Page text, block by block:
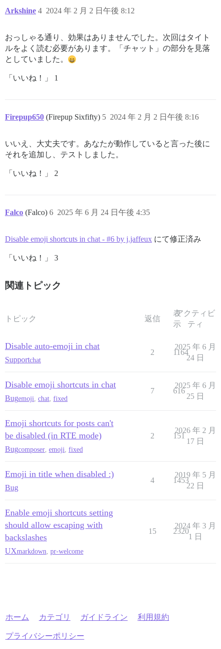
Arkshine 2024 年 2 月 2 日午後 8:12
4
おっしゃる通り、効果はありませんでした。次回はタイト
ルをよく読む必要があります。「チャット」の部分を見落
としていました。
「いいね！」 1
Firepup650 (Firepup Sixfifty) 2024 年 2 月 2 日午後 8:16
5
いいえ、大丈夫です。あなたが動作していると言った後に
それを追加し、テストしました。
「いいね！」 2
Falco (Falco) 2025 年 6 月 24 日午後 4:35
6
Disable emoji shortcuts in chat - #6 by j.jaffeux にて修正済み
「いいね！」 3
関連トピック
トピック 返信
表
示
アクティビ
ティ
Disable auto-emoji in chat
Supportchat
2 1164
2025 年 6 月
24 日
Disable emoji shortcuts in chat
Bugemoji chat fixed
7 616
2025 年 6 月
25 日
Emoji shortcuts for posts can't
be disabled (in RTE mode)
Bugcomposer emoji fixed
2 151
2026 年 2 月
17 日
Emoji in title when disabled :)
Bug
4 1453
2019 年 5 月
22 日
Enable emoji shortcuts setting
should allow escaping with
backslashes
UXmarkdown pr-welcome
15 2320
2024 年 3 月
1 日
ホーム カテゴリ ガイドライン 利用規約
プライバシーポリシー